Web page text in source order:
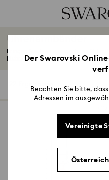
Liste Tastaturkürzel
2 - Footer
4 - Suchergebnisse
Uhrenarmbänder
Mehr lesenDer Swarovski
Beachten Sie bitte,
Adressen im
Vereinigte